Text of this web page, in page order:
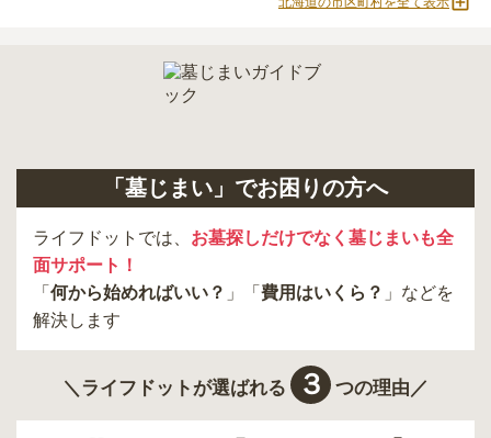
「墓じまい」でお困りの方へ
ライフドットでは、 お墓探しだけでなく墓じまいも全
面サポート！
「 何から始めればいい？ 」「 費用はいくら？ 」などを
解決します
＼ライフドットが選ばれる ３ つの理由／